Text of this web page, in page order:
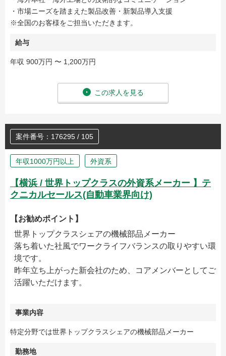
・市場ニーズを踏まえた製品改善・新製品導入支援
※全国のお客様をご担当いただきます。
給与
年収 900万円 〜 1,200万円
この求人を見る
案件番号：176295 / 105
年収1000万円以上 外資系
【横浜 / 世界トップクラスの外資系メーカー 】テ
クニカルセールス(自動車業界向け)
【お勧めポイント】
世界トップクラスシェアの機械部品メーカー
落ち着いた社風でワークライフバランスの取りやすい環
境です。
昨年立ち上がった新会社のため、コアメンバーとしてご
活躍いただけます。
事業内容
特定分野では世界トップクラスシェアの機械部品メーカー
勤務地